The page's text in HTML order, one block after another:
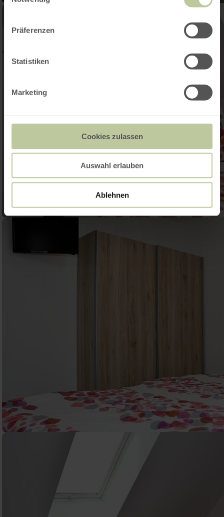
Präferenzen
Statistiken
Marketing
Cookies zulassen
Auswahl erlauben
Ablehnen